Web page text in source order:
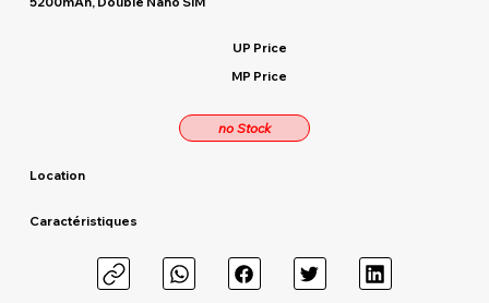
UP Price
MP Price
no Stock
Location
Caractéristiques